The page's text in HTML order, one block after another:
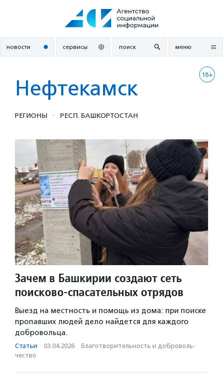
новости сервисы поиск меню
18+
Нефтекамск
РЕГИОНЫ · РЕСП. БАШКОРТОСТАН
Зачем в Башкирии создают сеть
поисково‑спасательных отрядов
Выезд на местность и помощь из дома: при поиске
пропавших людей дело найдется для каждого
добровольца.
Статьи · 03.04.2026 · Благотвори­тель­ность и доброволь­
чест­во